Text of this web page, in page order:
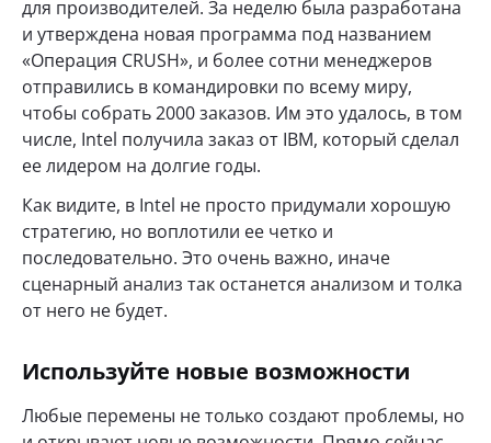
для производителей. За неделю была разработана
и утверждена новая программа под названием
«Операция CRUSH», и более сотни менеджеров
отправились в командировки по всему миру,
чтобы собрать 2000 заказов. Им это удалось, в том
числе, Intel получила заказ от IBM, который сделал
ее лидером на долгие годы.
Как видите, в Intel не просто придумали хорошую
стратегию, но воплотили ее четко и
последовательно. Это очень важно, иначе
сценарный анализ так останется анализом и толка
от него не будет.
Используйте новые возможности
Любые перемены не только создают проблемы, но